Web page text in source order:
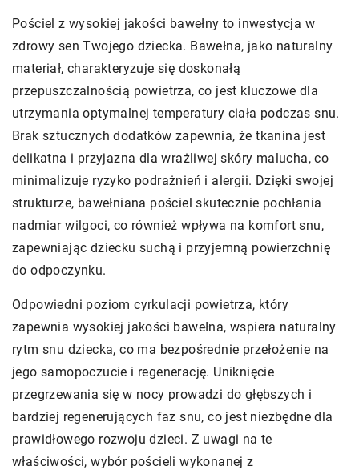
Pościel z wysokiej jakości bawełny to inwestycja w
zdrowy sen Twojego dziecka. Bawełna, jako naturalny
materiał, charakteryzuje się doskonałą
przepuszczalnością powietrza, co jest kluczowe dla
utrzymania optymalnej temperatury ciała podczas snu.
Brak sztucznych dodatków zapewnia, że tkanina jest
delikatna i przyjazna dla wrażliwej skóry malucha, co
minimalizuje ryzyko podrażnień i alergii. Dzięki swojej
strukturze, bawełniana pościel skutecznie pochłania
nadmiar wilgoci, co również wpływa na komfort snu,
zapewniając dziecku suchą i przyjemną powierzchnię
do odpoczynku.
Odpowiedni poziom cyrkulacji powietrza, który
zapewnia wysokiej jakości bawełna, wspiera naturalny
rytm snu dziecka, co ma bezpośrednie przełożenie na
jego samopoczucie i regenerację. Uniknięcie
przegrzewania się w nocy prowadzi do głębszych i
bardziej regenerujących faz snu, co jest niezbędne dla
prawidłowego rozwoju dzieci. Z uwagi na te
właściwości, wybór pościeli wykonanej z